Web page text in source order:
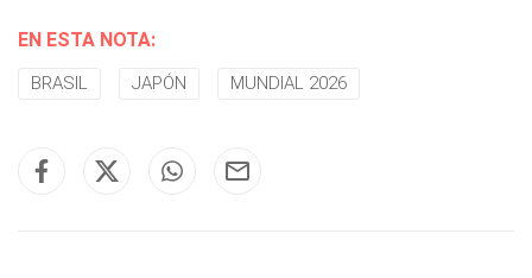
EN ESTA NOTA:
BRASIL JAPÓN MUNDIAL 2026